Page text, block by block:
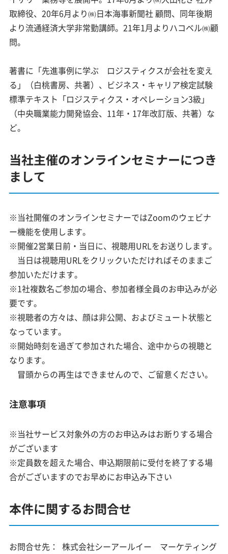
取締役、20年6月より㈱日本海事新聞社 顧問、同年後期
より流通経済大学非常勤講師。21年1月よりハコベル㈱顧
問。
著書に「先進事例に学ぶ ロジスティクスが会社を変え
る」（白桃書房、共著）、ビジネス・キャリア検定試験
標準テキスト「ロジスティクス・オペレーション3級」
（中央職業能力開発協会、11年・17年改訂版、共著）な
ど。
当社主催のオンラインセミナーにつき
まして
※当社開催のオンラインセミナーではZoomのウェビナ
ー機能を使用します。
※開催2営業日前・当日に、視聴用URLをお送りします。
当日は視聴用URLをクリックいただければそのままご
参加いただけます。
※1社複数名ご参加の場合、参加者様全員のお申込みが必
要です。
※視聴者の方々は、顔は非公開、およびミュート状態と
なっています。
※開始時刻を過ぎて参加された場合、途中からの視聴と
なります。
冒頭からの再生はできませんので、ご留意ください。
注意事項
※当社サービス対象外の方のお申込みはお断りする場合
がございます
※定員数を超えた場合、申込期限前に受付を終了する場
合がございますのでお早めにお申込み下さい
本件に関するお問合せ
お問合せ先：
株式会社シーアールイー マーケティング